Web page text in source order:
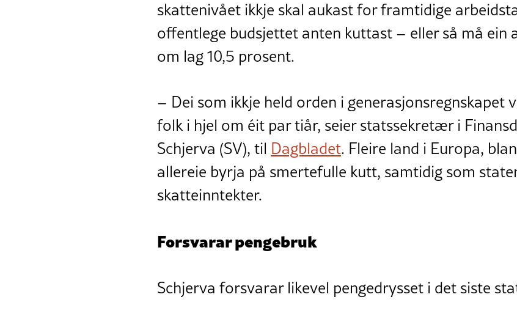
skattenivået ikkje skal aukast for framtidige
offentlege budsjettet anten kuttast – eller så må ein
om lag 10,5 prosent.
– Dei som ikkje held orden i generasjonsregnskapet
folk i hjel om éit par tiår, seier statssekretær i
Schjerva (SV), til Dagbladet. Fleire land i Europa,
allereie byrja på smertefulle kutt, samtidig som
skatteinntekter.
Forsvarar pengebruk
Schjerva forsvarar likevel pengedrysset i det siste